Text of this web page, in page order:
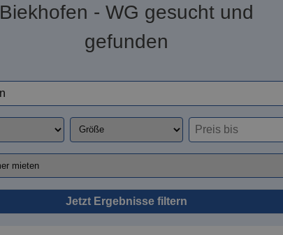
Biekhofen - WG gesucht und
gefunden
Jetzt Ergebnisse filtern